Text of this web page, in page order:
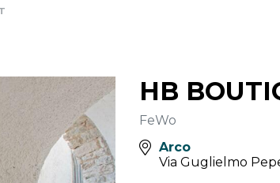
HB
FeWo
Arco
Via Guglielmo